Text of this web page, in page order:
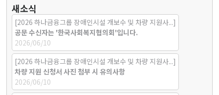
새소식
[2026 하나금융그룹 장애인시설 개보수 및 차량 지원사...]
공문 수신자는 '한국사회복지협의회'입니다.
2026/06/10
[2026 하나금융그룹 장애인시설 개보수 및 차량 지원사...]
차량 지원 신청서 사진 첨부 시 유의사항
2026/06/10